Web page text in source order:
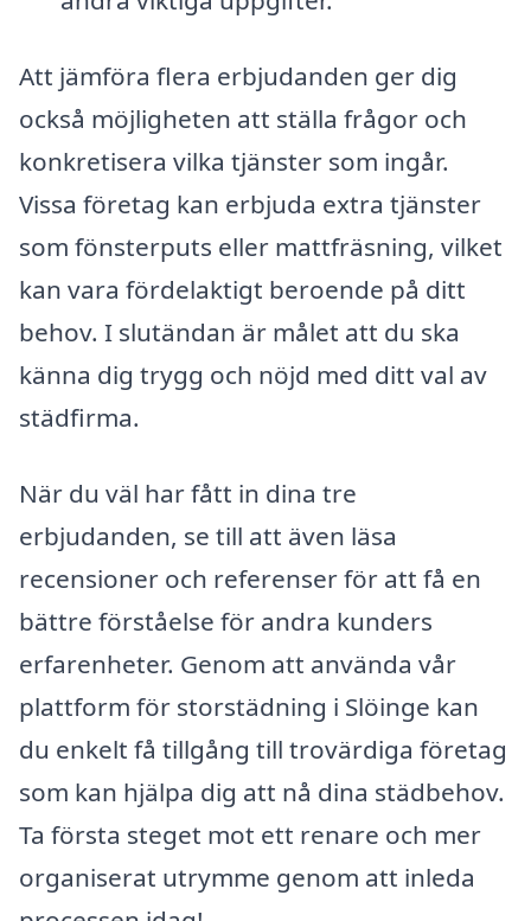
Att jämföra flera erbjudanden ger dig
också möjligheten att ställa frågor och
konkretisera vilka tjänster som ingår.
Vissa företag kan erbjuda extra tjänster
som fönsterputs eller mattfräsning, vilket
kan vara fördelaktigt beroende på ditt
behov. I slutändan är målet att du ska
känna dig trygg och nöjd med ditt val av
städfirma.
När du väl har fått in dina tre
erbjudanden, se till att även läsa
recensioner och referenser för att få en
bättre förståelse för andra kunders
erfarenheter. Genom att använda vår
plattform för storstädning i Slöinge kan
du enkelt få tillgång till trovärdiga företag
som kan hjälpa dig att nå dina städbehov.
Ta första steget mot ett renare och mer
organiserat utrymme genom att inleda